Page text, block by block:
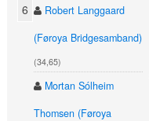
6
Robert Langgaard
(Føroya Bridgesamband)
(34,65)
Mortan Sólheim
Thomsen (Føroya